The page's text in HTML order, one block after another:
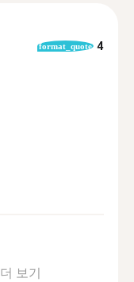
format_quote 4
더 보기